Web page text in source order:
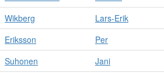
Wikberg
Lars-Erik
Eriksson
Per
Suhonen
Jani